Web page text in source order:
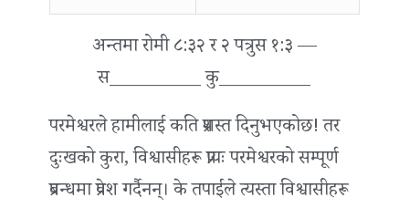
अन्तमा रोमी ८:३२ र २ पत्रुस १:३ —
स__________ कु__________
परमेश्वरले हामीलाई कति प्रशस्त दिनुभएकोछ! तर
दुःखको कुरा, विश्वासीहरू प्रायः परमेश्वरको सम्पूर्ण
प्रबन्धमा प्रवेश गर्दैनन्। के तपाईंले त्यस्ता विश्वासीहरू